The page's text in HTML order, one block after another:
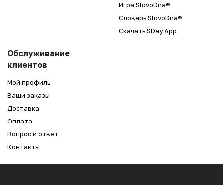
Игра SlovoDna®
Словарь SlovoDna®
Скачать SDay App
Обслуживание
клиентов
Мой профиль
Ваши заказы
Доставка
Оплата
Вопрос и ответ
Контакты